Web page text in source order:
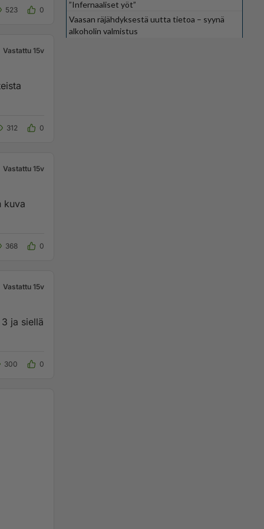
523 0
Vastattu 15v
312 0
Vastattu 15v
kuva
368 0
Vastattu 15v
ja siellä
300 0
”Infernaaliset yöt”
Vaasan räjähdyksestä uutta tietoa – syynä
alkoholin valmistus